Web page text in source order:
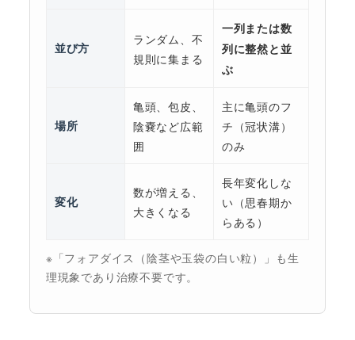
並び方
ランダム、不
規則に集まる
一列または数
列に整然と並
ぶ
場所
亀頭、包皮、
陰嚢など広範
囲
主に亀頭のフ
チ（冠状溝）
のみ
変化
数が増える、
大きくなる
長年変化しな
い（思春期か
らある）
※「フォアダイス（陰茎や玉袋の白い粒）」も生
理現象であり治療不要です。